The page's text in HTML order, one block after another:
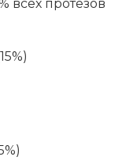
всех протезов